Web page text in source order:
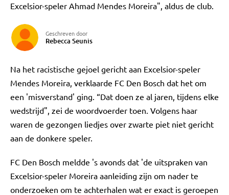
Excelsior-speler Ahmad Mendes Moreira", aldus de club.
Geschreven door
Rebecca Seunis
Na het racistische gejoel gericht aan Excelsior-speler
Mendes Moreira, verklaarde FC Den Bosch dat het om
een 'misverstand' ging. “Dat doen ze al jaren, tijdens elke
wedstrijd", zei de woordvoerder toen. Volgens haar
waren de gezongen liedjes over zwarte piet niet gericht
aan de donkere speler.
FC Den Bosch meldde 's avonds dat 'de uitspraken van
Excelsior-speler Moreira aanleiding zijn om nader te
onderzoeken om te achterhalen wat er exact is geroepen